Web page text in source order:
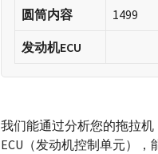
圆筒内容 1499
发动机ECU
我们能通过分析您的拖拉
ECU（发动机控制单元）